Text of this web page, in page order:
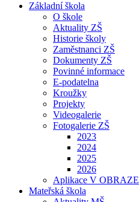
Základní škola
O škole
Aktuality ZŠ
Historie školy
Zaměstnanci ZŠ
Dokumenty ZŠ
Povinné informace
E-podatelna
Kroužky
Projekty
Videogalerie
Fotogalerie ZŠ
2023
2024
2025
2026
Aplikace V OBRAZE
Mateřská škola